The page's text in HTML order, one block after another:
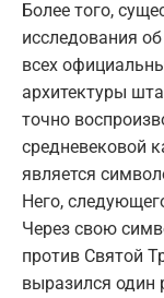
Более того,
исследования
всех
архитектуры
точно
средневековой
является
Него,
Через свою
против Святой
выразился один